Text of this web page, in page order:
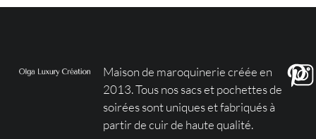
Maison de maroquinerie créée en
2013. Tous nos sacs et pochettes de
soirées sont uniques et fabriqués à
partir de cuir de haute qualité.